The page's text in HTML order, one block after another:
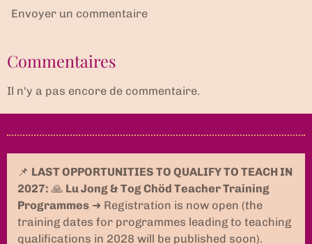
Envoyer un commentaire
Commentaires
Il n'y a pas encore de commentaire.
📌 LAST OPPORTUNITIES TO QUALIFY TO TEACH IN
2027: 🙏 Lu Jong & Tog Chöd Teacher Training
Programmes ➜ Registration is now open (the
training dates for programmes leading to teaching
qualifications in 2028 will be published soon).